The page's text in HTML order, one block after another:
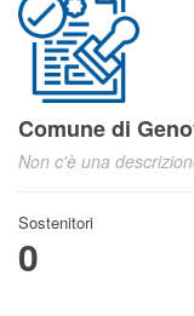
Comune di
Non c'è una
Sostenitori
0